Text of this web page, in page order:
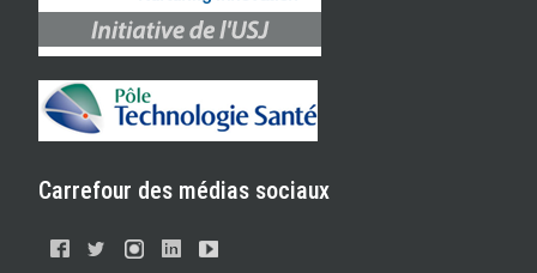
Carrefour des médias sociaux